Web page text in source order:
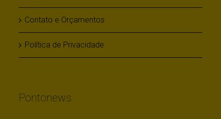
Contato e Orçamentos
Política de Privacidade
Pontonews